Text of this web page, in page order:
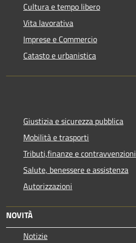
Cultura e tempo libero
Vita lavorativa
Imprese e Commercio
Catasto e urbanistica
Giustizia e sicurezza pubblica
Mobilità e trasporti
Tributi,finanze e contravvenzioni
Salute, benessere e assistenza
Autorizzazioni
NOVITÀ
Notizie